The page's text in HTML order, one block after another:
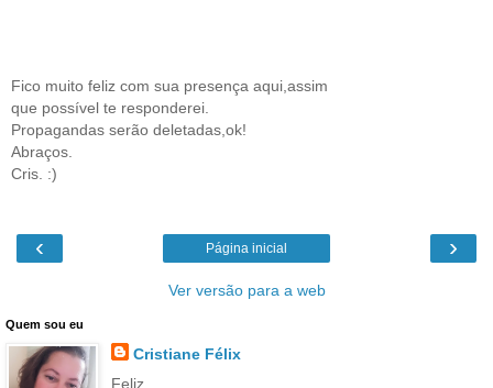
Fico muito feliz com sua presença aqui,assim
que possível te responderei.
Propagandas serão deletadas,ok!
Abraços.
Cris. :)
‹ ›
Página inicial
Ver versão para a web
Quem sou eu
Cristiane Félix
Feliz...